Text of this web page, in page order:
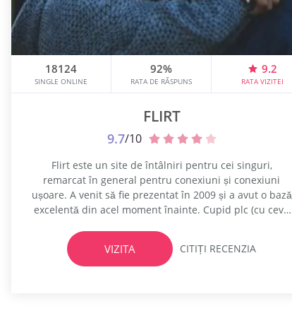
18124
SINGLE ONLINE
92%
RATA DE RĂSPUNS
9.2
RATA VIZITEI
FLIRT
9.7/10
Flirt este un site de întâlniri pentru cei singuri,
remarcat în general pentru conexiuni și conexiuni
ușoare. A venit să fie prezentat în 2009 și a avut o bază
excelentă din acel moment înainte. Cupid plc (cu ceva
moment a procurat Flirt și, de la obținerea sa, a crescut
cu...
VIZITA CITIȚI RECENZIA